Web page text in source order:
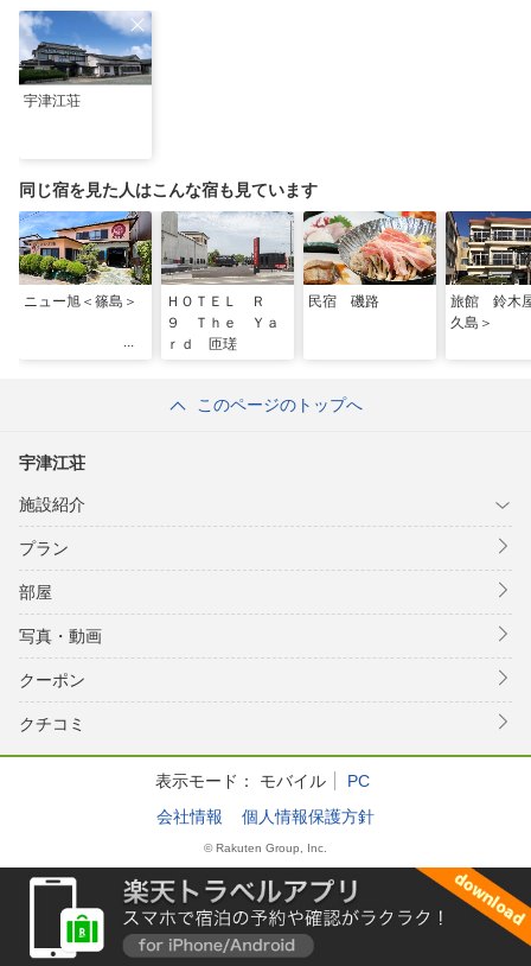
宇津江荘
同じ宿を見た人はこんな宿も見ています
ニュー旭＜篠島＞
ＨＯＴＥＬ Ｒ
９ Ｔｈｅ Ｙａ
ｒｄ 匝瑳
民宿 磯路
旅館 鈴木
久島＞
このページのトップへ
宇津江荘
施設紹介
プラン
部屋
写真・動画
クーポン
クチコミ
表示モード： モバイル
PC
会社情報
個人情報保護方針
© Rakuten Group, Inc.